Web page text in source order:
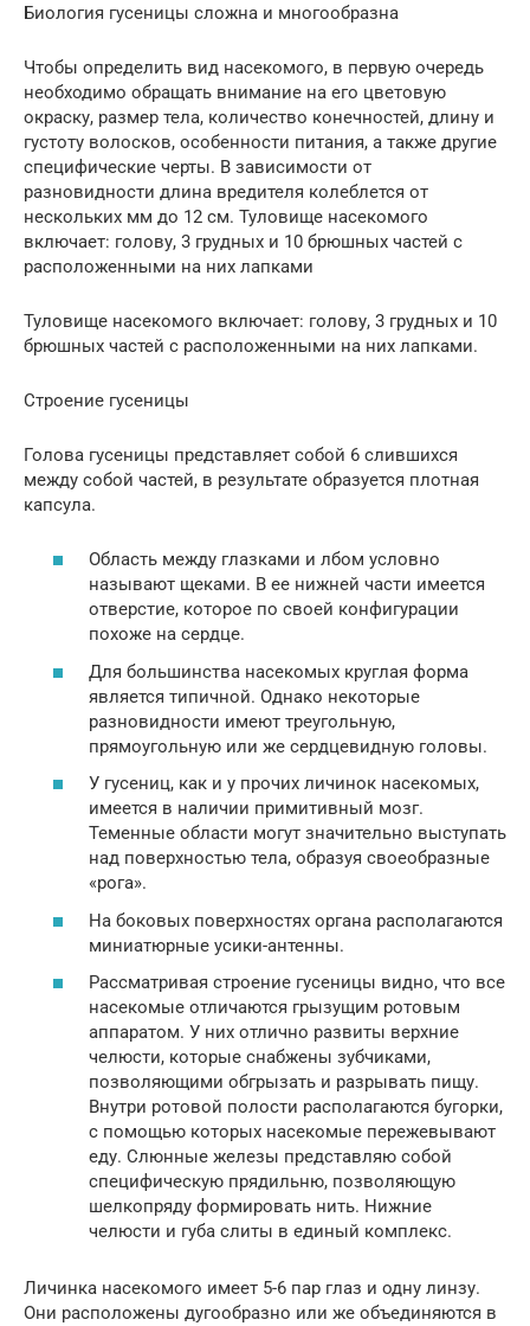
Биология гусеницы сложна и многообразна
Чтобы определить вид насекомого, в первую очередь
необходимо обращать внимание на его цветовую
окраску, размер тела, количество конечностей, длину и
густоту волосков, особенности питания, а также другие
специфические черты. В зависимости от
разновидности длина вредителя колеблется от
нескольких мм до 12 см. Туловище насекомого
включает: голову, 3 грудных и 10 брюшных частей с
расположенными на них лапками
Туловище насекомого включает: голову, 3 грудных и 10
брюшных частей с расположенными на них лапками.
Строение гусеницы
Голова гусеницы представляет собой 6 слившихся
между собой частей, в результате образуется плотная
капсула.
Область между глазками и лбом условно
называют щеками. В ее нижней части имеется
отверстие, которое по своей конфигурации
похоже на сердце.
Для большинства насекомых круглая форма
является типичной. Однако некоторые
разновидности имеют треугольную,
прямоугольную или же сердцевидную головы.
У гусениц, как и у прочих личинок насекомых,
имеется в наличии примитивный мозг.
Теменные области могут значительно выступать
над поверхностью тела, образуя своеобразные
«рога».
На боковых поверхностях органа располагаются
миниатюрные усики-антенны.
Рассматривая строение гусеницы видно, что все
насекомые отличаются грызущим ротовым
аппаратом. У них отлично развиты верхние
челюсти, которые снабжены зубчиками,
позволяющими обгрызать и разрывать пищу.
Внутри ротовой полости располагаются бугорки,
с помощью которых насекомые пережевывают
еду. Слюнные железы представляю собой
специфическую прядильню, позволяющую
шелкопряду формировать нить. Нижние
челюсти и губа слиты в единый комплекс.
Личинка насекомого имеет 5-6 пар глаз и одну линзу.
Они расположены дугообразно или же объединяются в